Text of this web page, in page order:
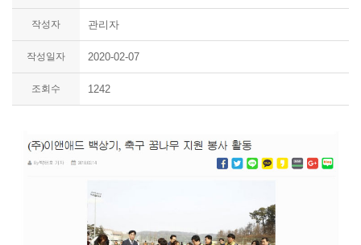
작성자 관리자
작성일자 2020-02-07
조회수 1242